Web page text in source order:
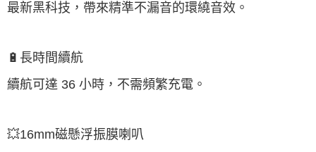
最新黑科技，帶來精準不漏音的環繞音效。
🔋長時間續航
續航可達 36 小時，不需頻繁充電。
💥16mm磁懸浮振膜喇叭